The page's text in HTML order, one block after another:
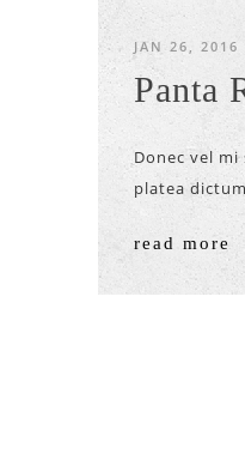
JAN 26, 2016
Panta
Donec vel
platea
read more